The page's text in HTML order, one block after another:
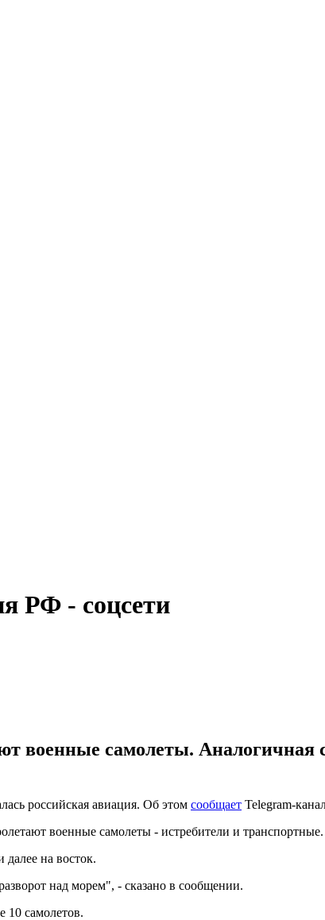
РФ - соцсети
военные самолеты. Аналогичная
российская авиация. Об этом сообщает Telegram-
военные самолеты - истребители и транспортные.
на восток.
над морем", - сказано в сообщении.
10 самолетов.